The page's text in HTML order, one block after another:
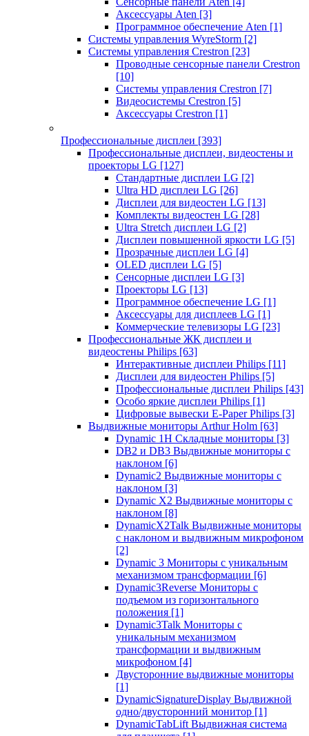
Аксессуары Aten [3]
Программное обеспечение Aten [1]
Системы управления WyreStorm [2]
Системы управления Crestron [23]
Проводные сенсорные панели Crestron
[10]
Системы управления Crestron [7]
Видеосистемы Crestron [5]
Аксессуары Crestron [1]
Профессиональные дисплеи [393]
Профессиональные дисплеи, видеостены и
проекторы LG [127]
Стандартные дисплеи LG [2]
Ultra HD дисплеи LG [26]
Дисплеи для видеостен LG [13]
Комплекты видеостен LG [28]
Ultra Stretch дисплеи LG [2]
Дисплеи повышенной яркости LG [5]
Прозрачные дисплеи LG [4]
OLED дисплеи LG [5]
Сенсорные дисплеи LG [3]
Проекторы LG [13]
Программное обеспечение LG [1]
Аксессуары для дисплеев LG [1]
Коммерческие телевизоры LG [23]
Профессиональные ЖК дисплеи и
видеостены Philips [63]
Интерактивные дисплеи Philips [11]
Дисплеи для видеостен Philips [5]
Профессиональные дисплеи Philips [43]
Особо яркие дисплеи Philips [1]
Цифровые вывески E-Paper Philips [3]
Выдвижные мониторы Arthur Holm [63]
Dynamic 1Н Складные мониторы [3]
DB2 и DB3 Выдвижные мониторы с
наклоном [6]
Dynamic2 Выдвижные мониторы с
наклоном [3]
Dynamic X2 Выдвижные мониторы с
наклоном [8]
DynamicX2Talk Выдвижные мониторы
с наклоном и выдвижным микрофоном
[2]
Dynamic 3 Мониторы с уникальным
механизмом трансформации [6]
Dynamic3Reverse Мониторы с
подъемом из горизонтального
положения [1]
Dynamic3Talk Мониторы с
уникальным механизмом
трансформации и выдвижным
микрофоном [4]
Двусторонние выдвижные мониторы
[1]
DynamicSignatureDisplay Выдвижной
одно/двусторонний монитор [1]
DynamicTabLift Выдвижная система